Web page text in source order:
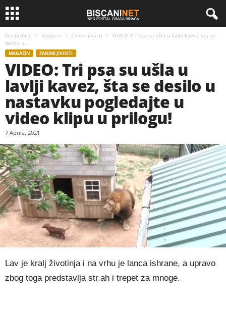
Naslovnica Magazin Zanimljivosti
VIDEO: Tri psa su ušla u lavlji kavez, šta se
desilo u...
MAGAZIN ZANIMLJIVOSTI
VIDEO: Tri psa su ušla u
lavlji kavez, šta se desilo u
nastavku pogledajte u
video klipu u prilogu!
7 Aprila, 2021
Lav je kralj životinja i na vrhu je lanca ishrane, a upravo
zbog toga predstavlja str.ah i trepet za mnoge.